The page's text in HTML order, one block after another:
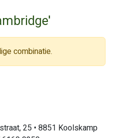
combinatie.
25 • 8851 Koolskamp